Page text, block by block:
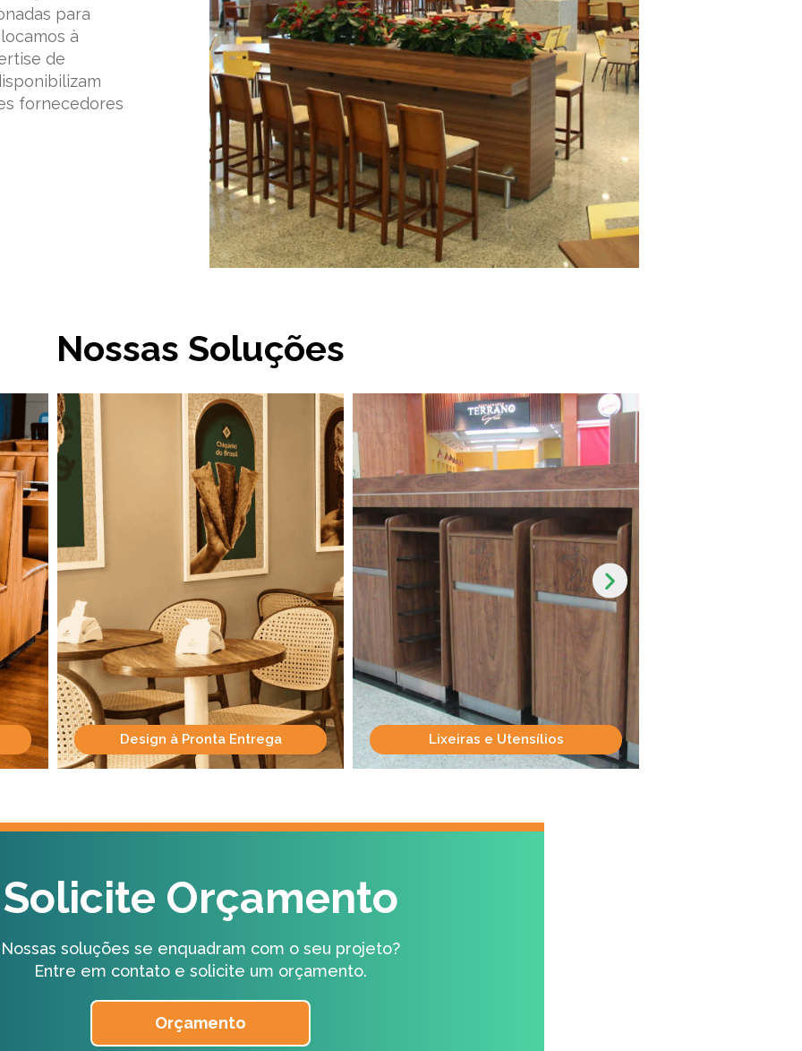
para
à
de
fornecedores
Nossas Soluções
Design à Pronta Entrega Lixeiras e Utensílios
Solicite Orçamento
Nossas soluções se enquadram com o seu projeto?
Entre em contato e solicite um orçamento.
Orçamento